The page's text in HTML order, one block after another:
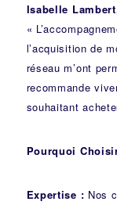
Isabelle
«
l’acquisition de
réseau m’ont
recommande
souhaitant
Pourquoi
Expertise : Nos